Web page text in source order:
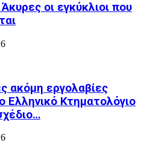
οι εγκύκλιοι που
ακόμη εργολαβίες
Ελληνικό Κτηματολόγιο